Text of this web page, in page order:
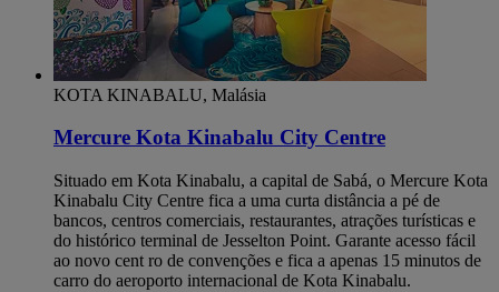
KOTA KINABALU, Malásia
Mercure Kota Kinabalu City Centre
Situado em Kota Kinabalu, a capital de Sabá, o Mercure Kota
Kinabalu City Centre fica a uma curta distância a pé de
bancos, centros comerciais, restaurantes, atrações turísticas e
do histórico terminal de Jesselton Point. Garante acesso fácil
ao novo cent ro de convenções e fica a apenas 15 minutos de
carro do aeroporto internacional de Kota Kinabalu.